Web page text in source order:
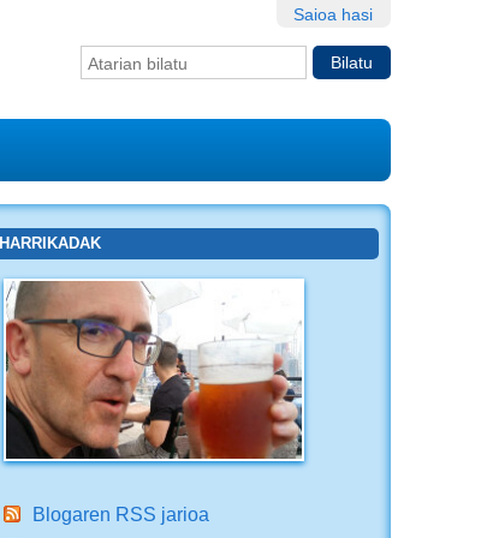
Saioa hasi
Bilatu atarian
HARRIKADAK
Blogaren RSS jarioa